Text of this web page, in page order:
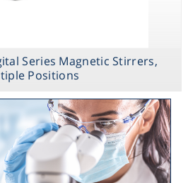
Series Magnetic Stirrers,
Positions